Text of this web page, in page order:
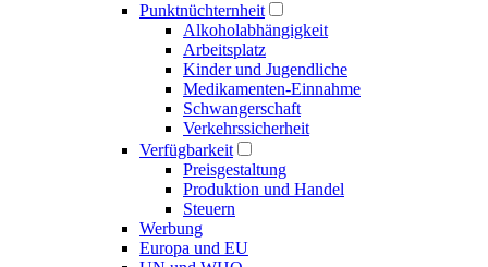
Punktnüchternheit
Alkoholabhängigkeit
Arbeitsplatz
Kinder und Jugendliche
Medikamenten-Einnahme
Schwangerschaft
Verkehrssicherheit
Verfügbarkeit
Preisgestaltung
Produktion und Handel
Steuern
Werbung
Europa und EU